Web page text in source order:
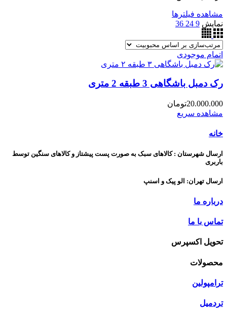
مشاهده فیلترها
نمایش 9
24
36
اتمام موجودی
رک دمبل باشگاهی 3 طبقه 2 متری
تومان20.000.000
مشاهده سریع
خانه
ارسال شهرستان : کالاهای سبک به صورت پست پیشتاز و کالاهای سنگین توسط
باربری
ارسال تهران: الو پیک و اسنپ
درباره ما
تماس با ما
تحویل اکسپرس
محصولات
ترامپولین
تردمیل